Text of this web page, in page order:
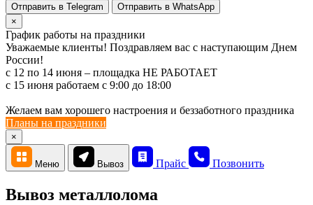
Отправить в Telegram
Отправить в WhatsApp
×
График работы на праздники
Уважаемые клиенты! Поздравляем вас с наступающим Днем
России!
с 12 по 14 июня – площадка НЕ РАБОТАЕТ
c 15 июня работаем с 9:00 до 18:00
Желаем вам хорошего настроения и беззаботного праздника
Планы на праздники
×
Меню Вывоз Прайс Позвонить
Вывоз металлолома